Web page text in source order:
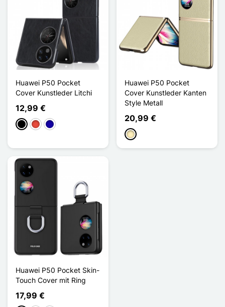
Huawei P50 Pocket
Cover Kunstleder Litchi
12,99 €
Schwarz
Rot Dunkelblau
Huawei P50 Pocket
Cover Kunstleder Kanten
Style Metall
20,99 €
Golden
Huawei P50 Pocket Skin-
Touch Cover mit Ring
17,99 €